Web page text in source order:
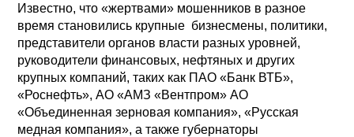
Известно, что «жертвами» мошенников в разное
время становились крупные бизнесмены, политики,
представители органов власти разных уровней,
руководители финансовых, нефтяных и других
крупных компаний, таких как ПАО «Банк ВТБ»,
«Роснефть», АО «АМЗ «Вентпром» АО
«Объединенная зерновая компания», «Русская
медная компания», а также губернаторы